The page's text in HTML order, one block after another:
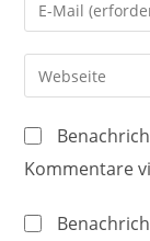
oder
Benutzernamen
zum
ein
deine
E-
Mail-
zum
Kommentieren
Gib
deine
Website-
URL
ein
Kommentare